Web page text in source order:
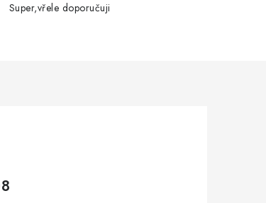
Super,vřele doporučuji